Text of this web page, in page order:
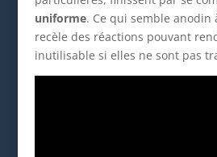
uniforme. Ce qui semble anodin
recèle des réactions pouvant
inutilisable si elles ne sont pas